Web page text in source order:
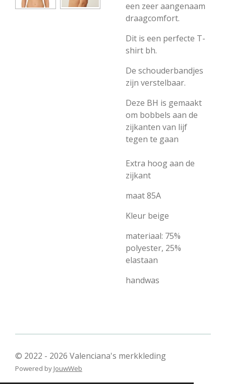
een zeer aangenaam
draagcomfort.
Dit is een perfecte T-
shirt bh.
De schouderbandjes
zijn verstelbaar.
Deze BH is gemaakt
om bobbels aan de
zijkanten van lijf
tegen te gaan
Extra hoog aan de
zijkant
maat 85A
Kleur beige
materiaal: 75%
polyester, 25%
elastaan
handwas
© 2022 - 2026 Valenciana's merkkleding
Powered by JouwWeb